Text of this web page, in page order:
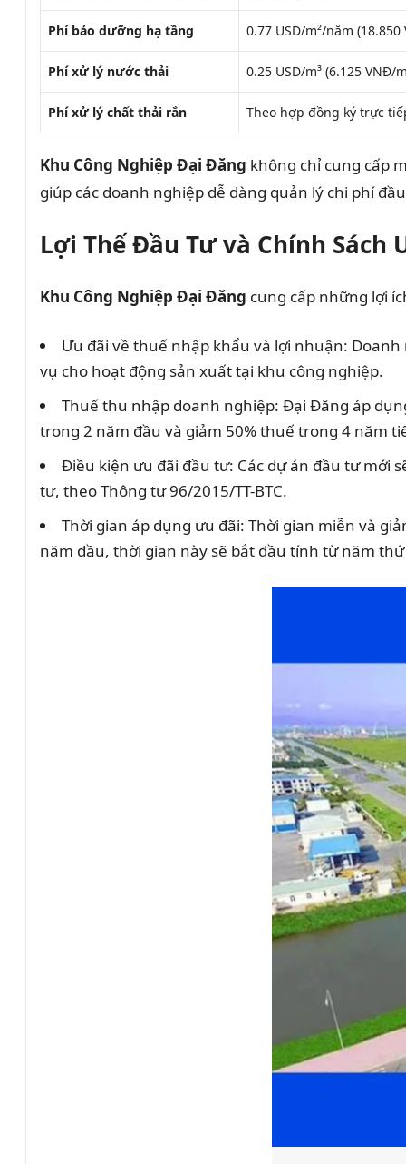
Phí bảo dưỡng hạ tầng 0.77 USD/m²/năm
Phí xử lý nước thải 0.25 USD/m³ (6.125 VNĐ/
Phí xử lý chất thải rắn Theo hợp đồng ký trực
Khu Công Nghiệp Đại Đăng không chỉ cung cấp
giúp các doanh nghiệp dễ dàng quản lý chi phí
Lợi Thế Đầu Tư và Chính
Khu Công Nghiệp Đại Đăng cung cấp những lợi
Ưu đãi về thuế nhập khẩu và lợi nhuận:
vụ cho hoạt động sản xuất tại khu công nghiệp.
Thuế thu nhập doanh nghiệp: Đại Đăng áp
trong 2 năm đầu và giảm 50% thuế trong 4 năm
Điều kiện ưu đãi đầu tư: Các dự án đầu tư mới
tư, theo Thông tư 96/2015/TT-BTC.
Thời gian áp dụng ưu đãi: Thời gian miễn và
năm đầu, thời gian này sẽ bắt đầu tính từ năm